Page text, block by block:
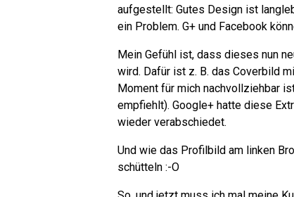
aufgestellt: Gutes Design ist
ein Problem. G+ und Facebook
Mein Gefühl ist, dass dieses nun
wird. Dafür ist z. B. das Coverbild
Moment für mich nachvollziehbar
empfiehlt). Google+ hatte diese
wieder verabschiedet.
Und wie das Profilbild am linken
schütteln :-O